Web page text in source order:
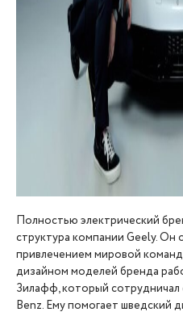
Полностью электрический
структура компании Geely. Он
привлечением мировой
дизайном моделей бренда
Зилафф, который сотрудничал
Benz. Ему помогает шведский